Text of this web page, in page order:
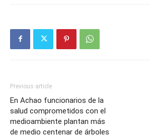
Previous article
En Achao funcionarios de la
salud comprometidos con el
medioambiente plantan más
de medio centenar de árboles